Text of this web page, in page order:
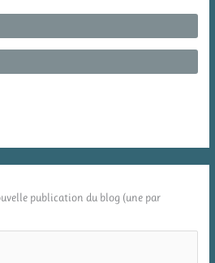
publication du blog (une par